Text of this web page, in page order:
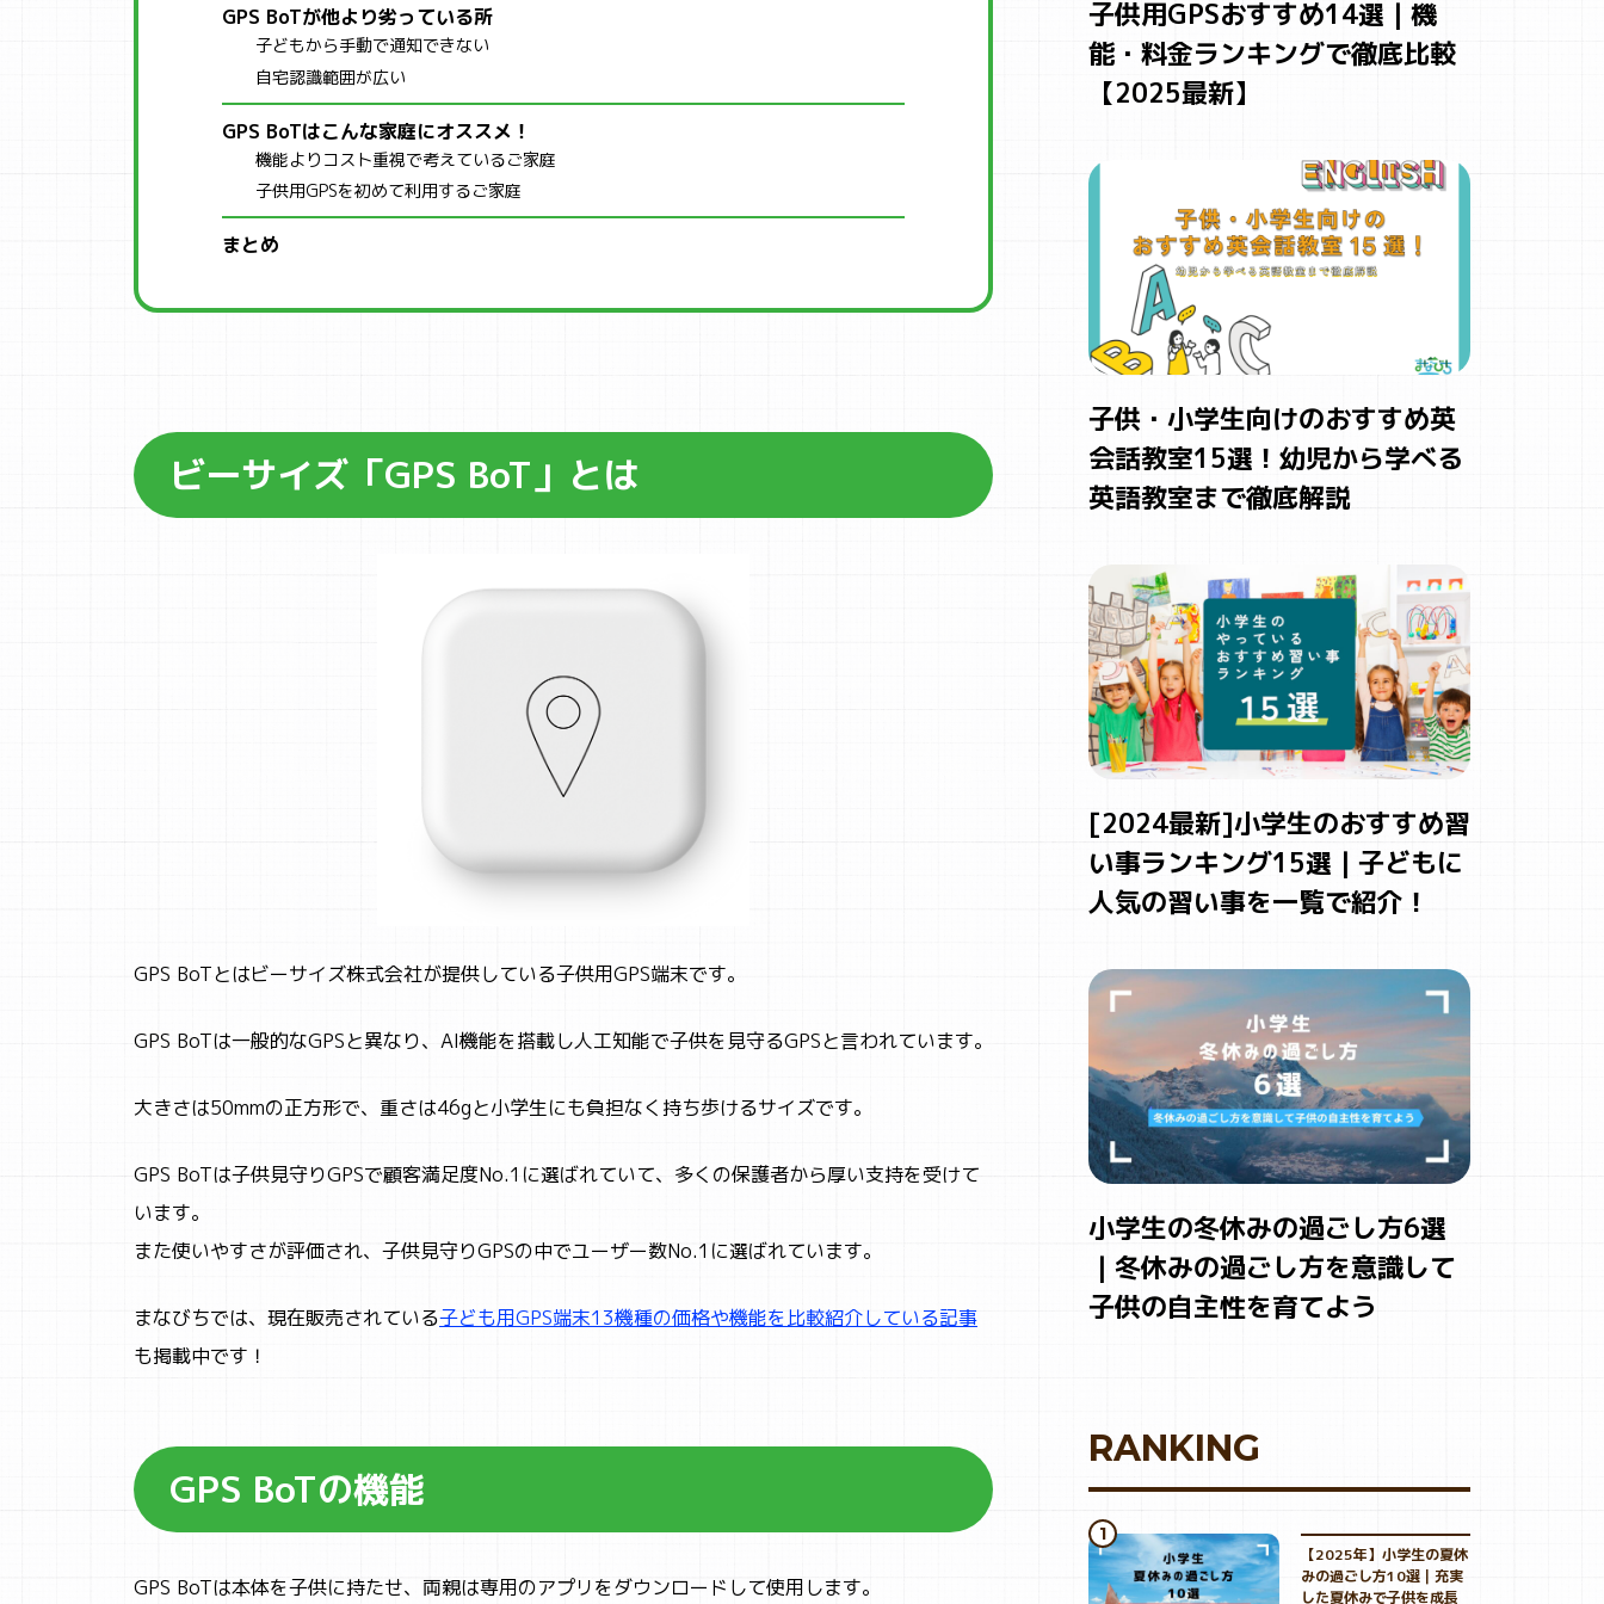
GPS BoTが他より劣っている所
子どもから手動で通知できない
自宅認識範囲が広い
GPS BoTはこんな家庭にオススメ！
機能よりコスト重視で考えているご家庭
子供用GPSを初めて利用するご家庭
まとめ
ビーサイズ「GPS BoT」とは
GPS BoTとはビーサイズ株式会社が提供している子供用GPS端末です。
GPS BoTは一般的なGPSと異なり、AI機能を搭載し人工知能で子供を見守るGPSと言われています。
大きさは50mmの正方形で、重さは46gと小学生にも負担なく持ち歩けるサイズです。
GPS BoTは子供見守りGPSで顧客満足度No.1に選ばれていて、多くの保護者から厚い支持を受けて
います。
また使いやすさが評価され、子供見守りGPSの中でユーザー数No.1に選ばれています。
まなびちでは、現在販売されている子ども用GPS端末13機種の価格や機能を比較紹介している記事
も掲載中です！
GPS BoTの機能
GPS BoTは本体を子供に持たせ、両親は専用のアプリをダウンロードして使用します。
子供用GPSおすすめ14選｜機
能・料金ランキングで徹底比較
【2025最新】
子供・小学生向けのおすすめ英
会話教室15選！幼児から学べる
英語教室まで徹底解説
[2024最新]小学生のおすすめ習
い事ランキング15選｜子どもに
人気の習い事を一覧で紹介！
小学生の冬休みの過ごし方6選
｜冬休みの過ごし方を意識して
子供の自主性を育てよう
RANKING
【2025年】小学生の夏休
みの過ごし方10選｜充実
した夏休みで子供を成長